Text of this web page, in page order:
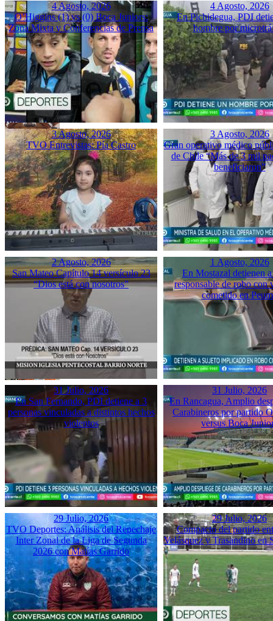
4 Agosto, 2026
O’Higgins (1) vs (0) Boca Juniors:
Zona Mixta y Conferencias de Prensa
4 Agosto, 2026
En Pichidegua, PDI
hombre por
3 Agosto, 2026
TVO Entrevistas: Pía Castro
3 Agosto, 2026
Gran operativo médico
de Chile “Más de 3 mil
beneficiaron”
2 Agosto, 2026
San Mateo Capítulo 14 versículo 23
“Dios está con nosotros”
1 Agosto, 2026
En Mostazal detienen
responsable de robo con
cometido en
31 Julio, 2026
En San Fernando, PDI detiene a 3
personas vinculadas a distintos hechos
violentos
31 Julio, 2026
En Rancagua, Amplio
Carabineros por partido
versus Boca
29 Julio, 2026
TVO Deportes: Análisis del Repechaje
Inter Zonal de la Liga de Segunda
2026 con Matías Garrido
29 Julio, 2026
Compacto del partido
Velásquez y Trasandino en